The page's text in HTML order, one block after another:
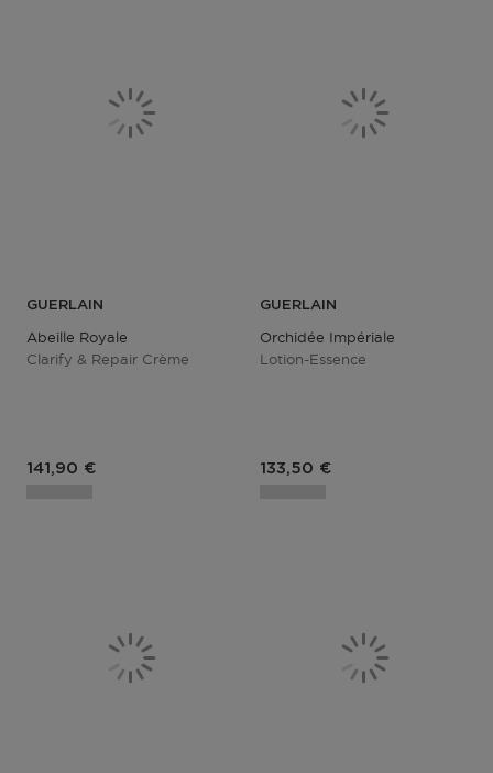
GUERLAIN
Abeille Royale
Clarify & Repair Crème
Prix du produit
141,90 €
GUERLAIN
Orchidée Impériale
Lotion-Essence
Prix du produit
133,50 €